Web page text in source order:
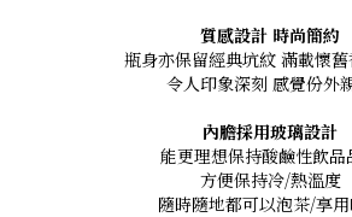
質感設計 時尚簡約
瓶身亦保留經典坑紋 滿載懷
令人印象深刻 感覺份外
內膽採用玻璃設計
能更理想保持酸鹼性飲品
方便保持冷/熱溫度
隨時隨地都可以泡茶/享